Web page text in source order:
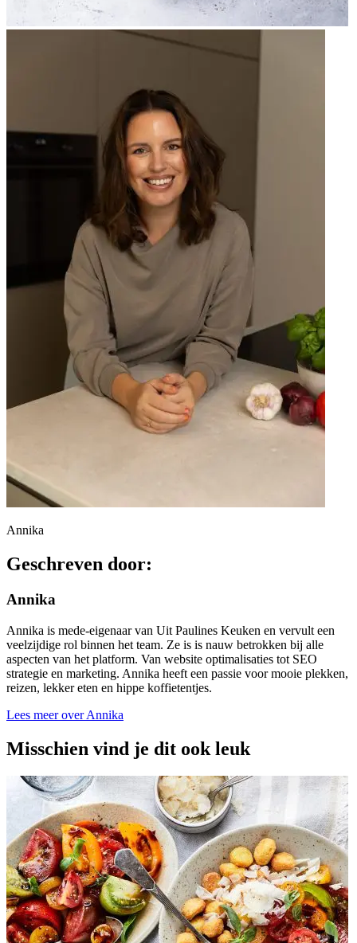
Annika
Geschreven door:
Annika
Annika is mede-eigenaar van Uit Paulines Keuken en vervult een
veelzijdige rol binnen het team. Ze is is nauw betrokken bij alle
aspecten van het platform. Van website optimalisaties tot SEO
strategie en marketing. Annika heeft een passie voor mooie plekken,
reizen, lekker eten en hippe koffietentjes.
Lees meer over Annika
Misschien vind je dit ook leuk